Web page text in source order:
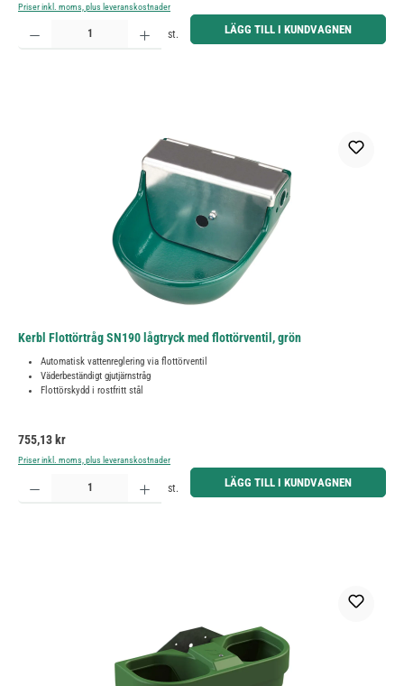
Priser inkl. moms, plus leveranskostnader
Produktkvantitet: Ange önskat belopp eller använd knapparna för att öka eller minska kvantiteten.
st. LÄGG TILL I KUNDVAGNEN
Kerbl Flottörtråg SN190 lågtryck med flottörventil, grön
Automatisk vattenreglering via flottörventil
Väderbeständigt gjutjärnstråg
Flottörskydd i rostfritt stål
Ordinarie pris:
755,13 kr
Priser inkl. moms, plus leveranskostnader
Produktkvantitet: Ange önskat belopp eller använd knapparna för att öka eller minska kvantiteten.
st. LÄGG TILL I KUNDVAGNEN